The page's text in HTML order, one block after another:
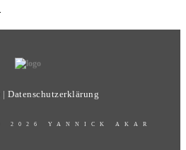
| Datenschutzerklärung
2026 YANNICK AKAR